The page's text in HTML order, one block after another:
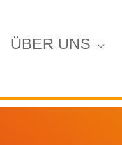
ÜBER UNS